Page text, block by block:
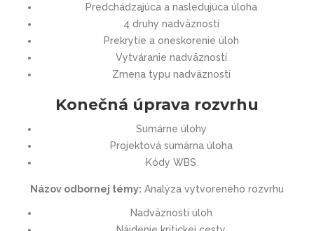
Predchádzajúca a nasledujúca úloha
4 druhy nadväzností
Prekrytie a oneskorenie úloh
Vytváranie nadväzností
Zmena typu nadväznosti
Konečná úprava rozvrhu
Sumárne úlohy
Projektová sumárna úloha
Kódy WBS
Názov odbornej témy: Analýza vytvoreného rozvrhu
Nadväznosti úloh